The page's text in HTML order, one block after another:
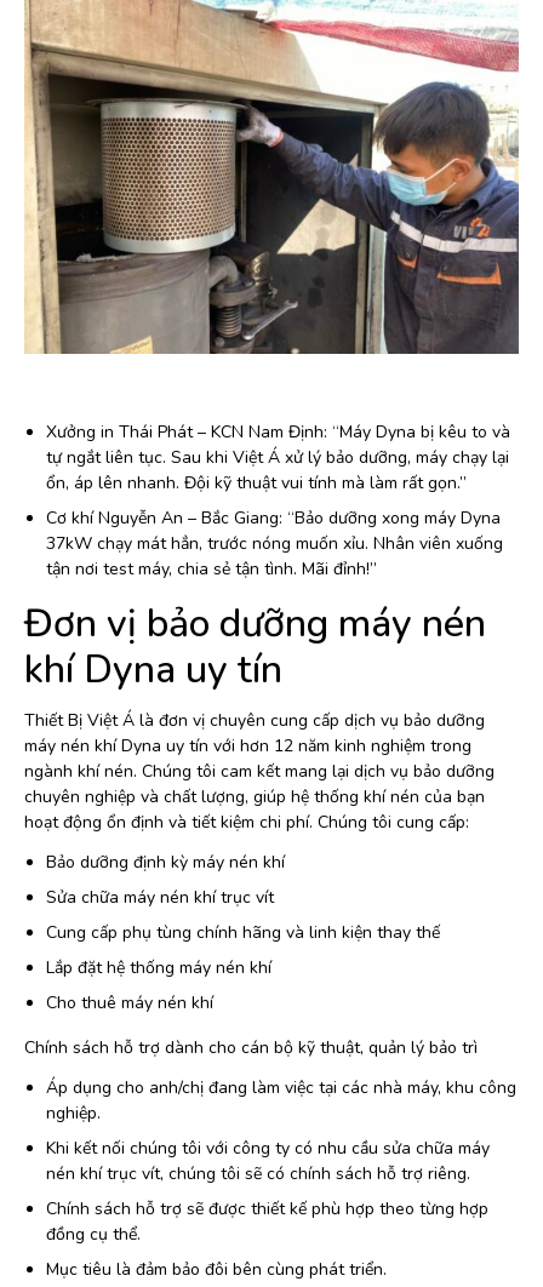
Xưởng in Thái Phát – KCN Nam Định: “Máy Dyna bị kêu to và
tự ngắt liên tục. Sau khi Việt Á xử lý bảo dưỡng, máy chạy lại
ổn, áp lên nhanh. Đội kỹ thuật vui tính mà làm rất gọn.”
Cơ khí Nguyễn An – Bắc Giang: “Bảo dưỡng xong máy Dyna
37kW chạy mát hẳn, trước nóng muốn xỉu. Nhân viên xuống
tận nơi test máy, chia sẻ tận tình. Mãi đỉnh!”
Đơn vị bảo dưỡng máy nén
khí Dyna uy tín
Thiết Bị Việt Á là đơn vị chuyên cung cấp dịch vụ bảo dưỡng
máy nén khí Dyna uy tín với hơn 12 năm kinh nghiệm trong
ngành khí nén. Chúng tôi cam kết mang lại dịch vụ bảo dưỡng
chuyên nghiệp và chất lượng, giúp hệ thống khí nén của bạn
hoạt động ổn định và tiết kiệm chi phí. Chúng tôi cung cấp:
Bảo dưỡng định kỳ máy nén khí
Sửa chữa máy nén khí trục vít
Cung cấp phụ tùng chính hãng và linh kiện thay thế
Lắp đặt hệ thống máy nén khí
Cho thuê máy nén khí
Chính sách hỗ trợ dành cho cán bộ kỹ thuật, quản lý bảo trì
Áp dụng cho anh/chị đang làm việc tại các nhà máy, khu công
nghiệp.
Khi kết nối chúng tôi với công ty có nhu cầu sửa chữa máy
nén khí trục vít, chúng tôi sẽ có chính sách hỗ trợ riêng.
Chính sách hỗ trợ sẽ được thiết kế phù hợp theo từng hợp
đồng cụ thể.
Mục tiêu là đảm bảo đôi bên cùng phát triển.